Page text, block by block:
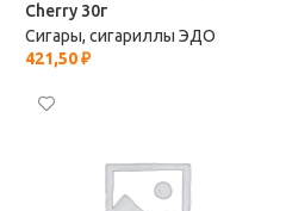
Cherry 30г
Сигары, сигариллы ЭДО
421,50₽